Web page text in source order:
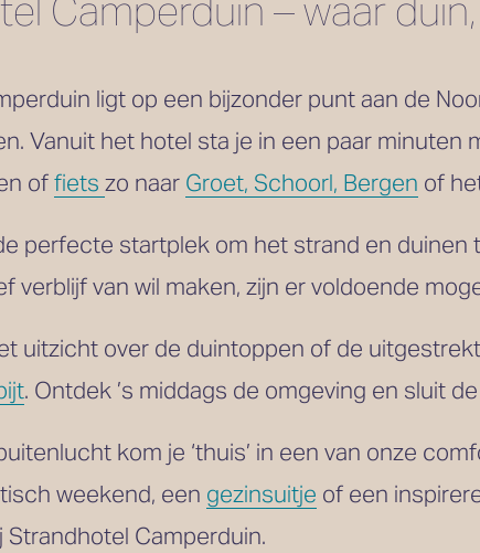
Camperduin – waar
ligt op een bijzonder punt aan de
Vanuit het hotel sta je in een paar
of fietszo naar Groet, Schoorl, Bergen of
perfecte startplek om het strand en duinen
verblijf van wil maken, zijn er voldoende
uitzicht over de duintoppen of de
. Ontdek ’s middags de omgeving en sluit
kom je ‘thuis’ in een van onze
weekend, een gezinsuitje of een
Camperduin.